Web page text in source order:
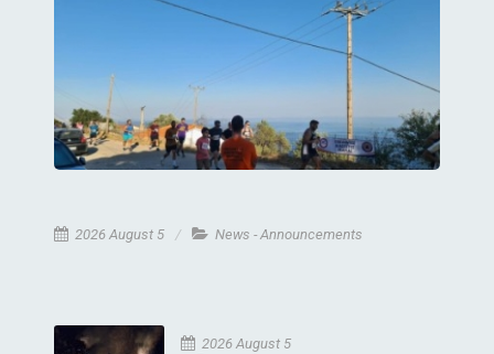
2026 August 5 News - Announcements
2026 August 5